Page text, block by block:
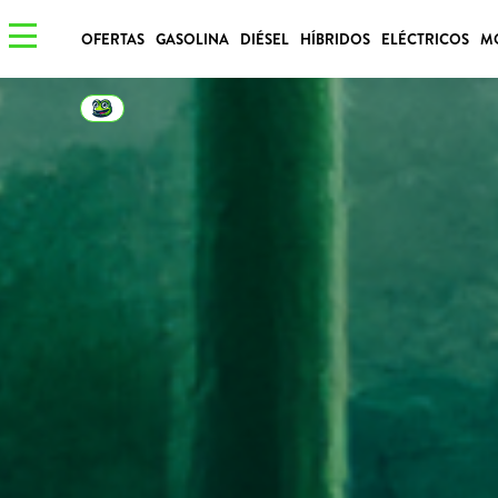
OFERTAS GASOLINA DIÉSEL HÍBRIDOS ELÉCTRICOS